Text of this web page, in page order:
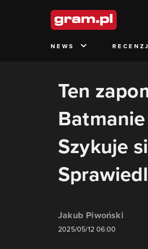
NEWS
Ten
Szykuje
Jakub Piwoński
2025/05/12 06:00